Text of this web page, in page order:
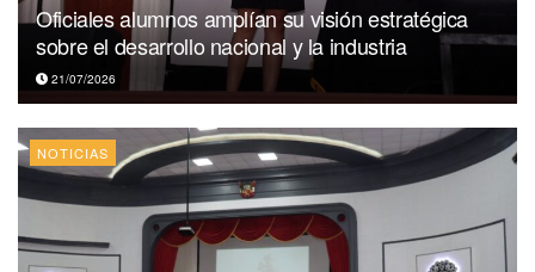
Oficiales alumnos amplían su visión estratégica
sobre el desarrollo nacional y la industria
21/07/2026
NOTICIAS